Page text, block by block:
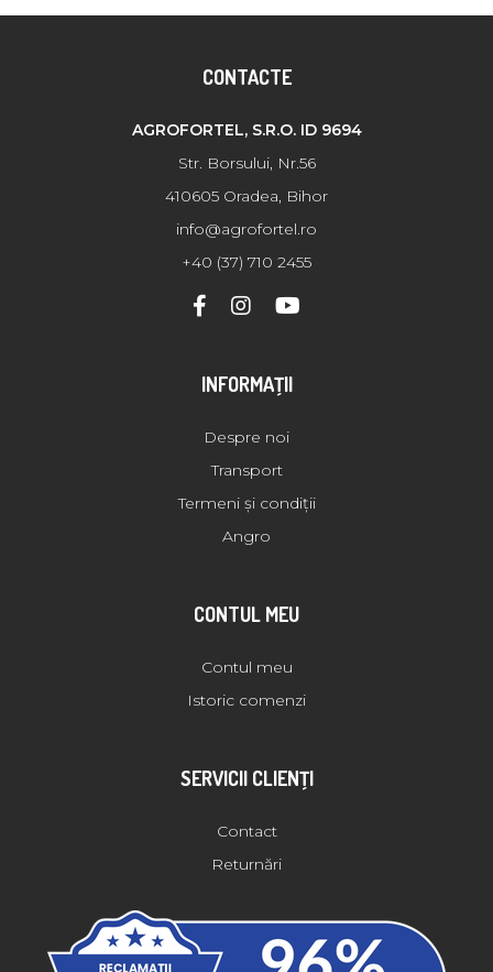
CONTACTE
AGROFORTEL, S.R.O. ID 9694
Str. Borsului, Nr.56
410605 Oradea, Bihor
info@agrofortel.ro
+40 (37) 710 2455
INFORMAŢII
Despre noi
Transport
Termeni și condiții
Angro
CONTUL MEU
Contul meu
Istoric comenzi
SERVICII CLIENŢI
Contact
Returnări